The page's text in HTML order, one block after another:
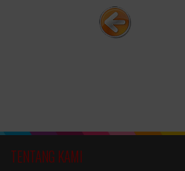
TENTANG KAMI